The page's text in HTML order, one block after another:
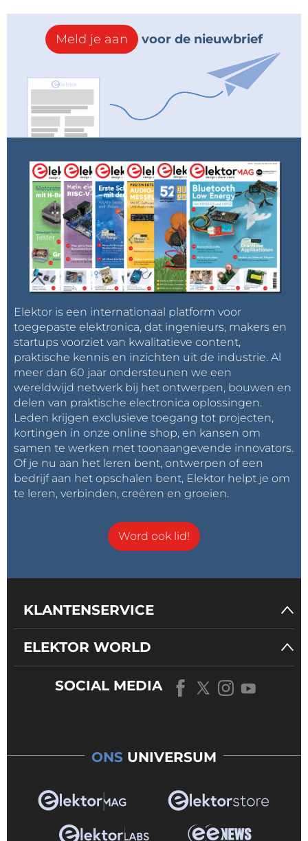
Meld je aan voor de nieuwbrief
Elektor is een internationaal platform voor
toegepaste elektronica, dat ingenieurs, makers en
startups voorziet van kwalitatieve content,
praktische kennis en inzichten uit de industrie. Al
meer dan 60 jaar ondersteunen we een
wereldwijd netwerk bij het ontwerpen, bouwen en
delen van praktische electronica oplossingen.
Leden krijgen exclusieve toegang tot projecten,
kortingen in onze online shop, en kansen om
samen te werken met toonaangevende innovators.
Of je nu aan het leren bent, ontwerpen of een
bedrijf aan het opschalen bent, Elektor helpt je om
te leren, verbinden, creëren en groeien.
Word ook lid!
KLANTENSERVICE
ELEKTOR WORLD
SOCIAL MEDIA
ONS UNIVERSUM